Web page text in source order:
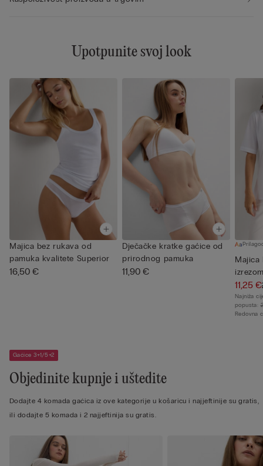
Upotpunite svoj look
Majica bez rukava od
pamuka kvalitete Superior
16,50 €
Dječačke kratke gaćice od
prirodnog pamuka
11,90 €
Majica
11,25 €
Najniža
popusta:
Redovna
Gaćice 3+1/5+2
Objedinite kupnje i uštedite
Dodajte 4 komada gaćica iz ove kategorije u košaricu i najjeftinije su gratis,
ili dodajte 5 komada i 2 najjeftinija su gratis.